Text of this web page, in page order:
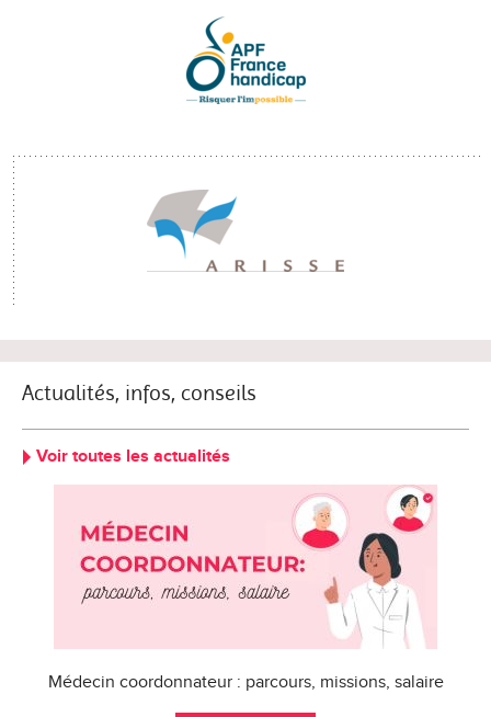
Actualités, infos, conseils
Voir toutes les actualités
Médecin coordonnateur : parcours, missions, salaire